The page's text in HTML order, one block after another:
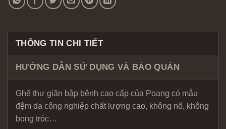
THÔNG TIN CHI TIẾT
HƯỚNG DẪN SỬ DỤNG VÀ BẢO QUẢN
Ghế thư giãn bập bênh cao cấp của Poang có mẫu
đệm da công nghiệp chất lượng cao, không nổ, không
bong tróc…